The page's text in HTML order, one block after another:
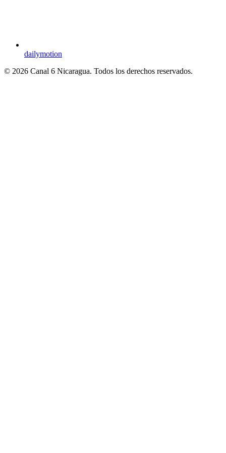
dailymotion
© 2026 Canal 6 Nicaragua. Todos los derechos reservados.